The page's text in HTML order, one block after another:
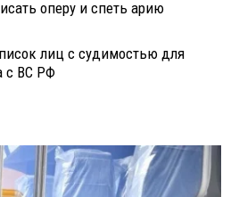
оперу и спеть арию
лиц с судимостью для
с ВС РФ